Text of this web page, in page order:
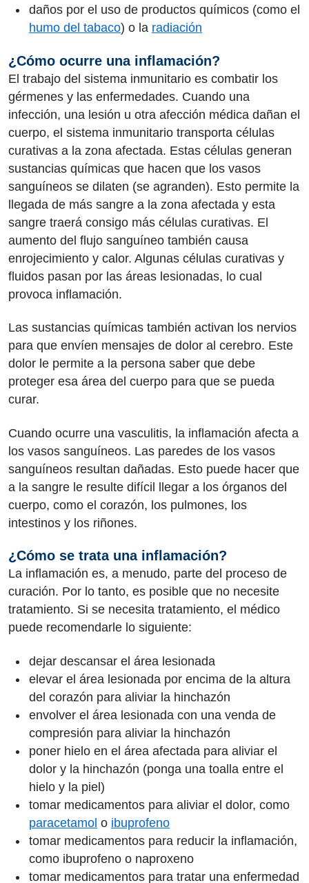
daños por el uso de productos químicos (como el
humo del tabaco) o la radiación
¿Cómo ocurre una inflamación?
El trabajo del sistema inmunitario es combatir los
gérmenes y las enfermedades. Cuando una
infección, una lesión u otra afección médica dañan el
cuerpo, el sistema inmunitario transporta células
curativas a la zona afectada. Estas células generan
sustancias químicas que hacen que los vasos
sanguíneos se dilaten (se agranden). Esto permite la
llegada de más sangre a la zona afectada y esta
sangre traerá consigo más células curativas. El
aumento del flujo sanguíneo también causa
enrojecimiento y calor. Algunas células curativas y
fluidos pasan por las áreas lesionadas, lo cual
provoca inflamación.
Las sustancias químicas también activan los nervios
para que envíen mensajes de dolor al cerebro. Este
dolor le permite a la persona saber que debe
proteger esa área del cuerpo para que se pueda
curar.
Cuando ocurre una vasculitis, la inflamación afecta a
los vasos sanguíneos. Las paredes de los vasos
sanguíneos resultan dañadas. Esto puede hacer que
a la sangre le resulte difícil llegar a los órganos del
cuerpo, como el corazón, los pulmones, los
intestinos y los riñones.
¿Cómo se trata una inflamación?
La inflamación es, a menudo, parte del proceso de
curación. Por lo tanto, es posible que no necesite
tratamiento. Si se necesita tratamiento, el médico
puede recomendarle lo siguiente:
dejar descansar el área lesionada
elevar el área lesionada por encima de la altura
del corazón para aliviar la hinchazón
envolver el área lesionada con una venda de
compresión para aliviar la hinchazón
poner hielo en el área afectada para aliviar el
dolor y la hinchazón (ponga una toalla entre el
hielo y la piel)
tomar medicamentos para aliviar el dolor, como
paracetamol o ibuprofeno
tomar medicamentos para reducir la inflamación,
como ibuprofeno o naproxeno
tomar medicamentos para tratar una enfermedad